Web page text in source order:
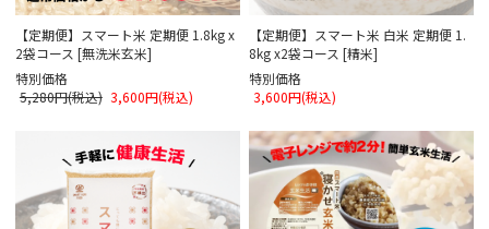
【定期便】スマート米 定期便 1.8kg x
2袋コース [無洗米玄米]
特別価格
5,280円(税込) 3,600円(税込)
【定期便】スマート米 白米 定期便 1.
8kg x2袋コース [精米]
特別価格
3,600円(税込)